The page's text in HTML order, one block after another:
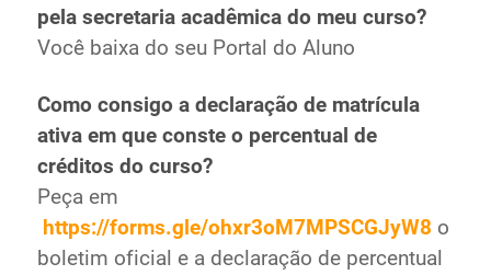
pela secretaria acadêmica do meu curso?
Você baixa do seu Portal do Aluno
Como consigo a declaração de matrícula
ativa em que conste o percentual de
créditos do curso?
Peça em
https://forms.gle/ohxr3oM7MPSCGJyW8 o
boletim oficial e a declaração de percentual